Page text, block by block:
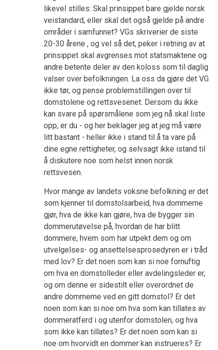
likevel stilles: Skal prinsippet bare gjelde norsk
veistandard, eller skal det også gjelde på andre
områder i samfunnet? VGs skriverier de siste
20-30 årene , og vel så det, peker i retning av at
prinsippet skal avgrenses mot statsmaktene og
andre betente deler av den koloss som til daglig
valser over befolkningen. La oss da gjøre det VG
ikke tør, og pense problemstillingen over til
domstolene og rettsvesenet. Dersom du ikke
kan svare på spørsmålene som jeg nå skal liste
opp, er du - og her beklager jeg at jeg må være
litt bastant - heller ikke i stand til å ta vare på
dine egne rettigheter, og selvsagt ikke istand til
å diskutere noe som helst innen norsk
rettsvesen.
Hvor mange av landets voksne befolkning er det
som kjenner til domstolsarbeid, hva dommerne
gjør, hva de ikke kan gjøre, hva de bygger sin
dommerutøvelse på, hvordan de har blitt
dommere, hvem som har utpekt dem og om
utvelgelses- og ansettelsesprosedyren er i tråd
med lov? Er det noen som kan si noe fornuftig
om hva en domstolleder eller avdelingsleder er,
og om denne er sidestilt eller overordnet de
andre dommerne ved en gitt domstol? Er det
noen som kan si noe om hva som kan tillates av
dommeratferd i og utenfor domstolen, og hva
som ikke kan tillates? Er det noen som kan si
noe om hvorvidt en dommer kan instrueres? Er